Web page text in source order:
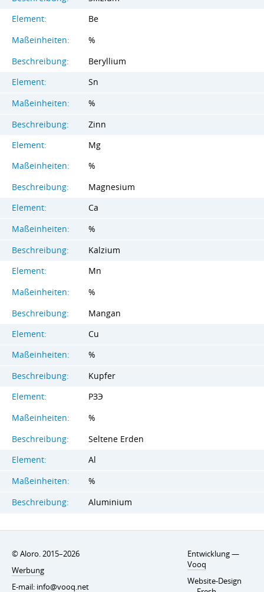
Element:
Be
Maßeinheiten:
%
Beschreibung:
Beryllium
Element:
Sn
Maßeinheiten:
%
Beschreibung:
Zinn
Element:
Mg
Maßeinheiten:
%
Beschreibung:
Magnesium
Element:
Ca
Maßeinheiten:
%
Beschreibung:
Kalzium
Element:
Mn
Maßeinheiten:
%
Beschreibung:
Mangan
Element:
Cu
Maßeinheiten:
%
Beschreibung:
Kupfer
Element:
РЗЭ
Maßeinheiten:
%
Beschreibung:
Seltene Erden
Element:
Al
Maßeinheiten:
%
Beschreibung:
Aluminium
© Aloro. 2015–2026
Werbung
E-mail: info@vooq.net
Entwicklung —
Vooq
Website-Design